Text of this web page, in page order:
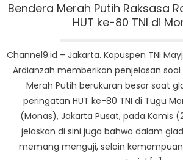
Bendera Merah Putih Raksasa
HUT ke-80 TNI di
Channel9.id – Jakarta. Kapuspen TNI
Ardianzah memberikan penjelasan
Merah Putih berukuran besar saat
peringatan HUT ke-80 TNI di Tugu
(Monas), Jakarta Pusat, pada Kamis
jelaskan di sini juga bahwa dalam
memang menguji, selain